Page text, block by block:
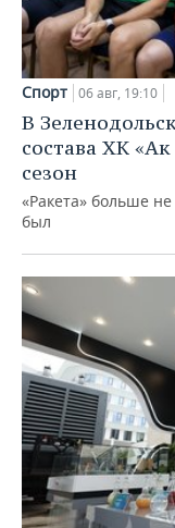
Спорт 06 авг, 19:10
В
состава ХК
сезон
«Ракета» больше
был